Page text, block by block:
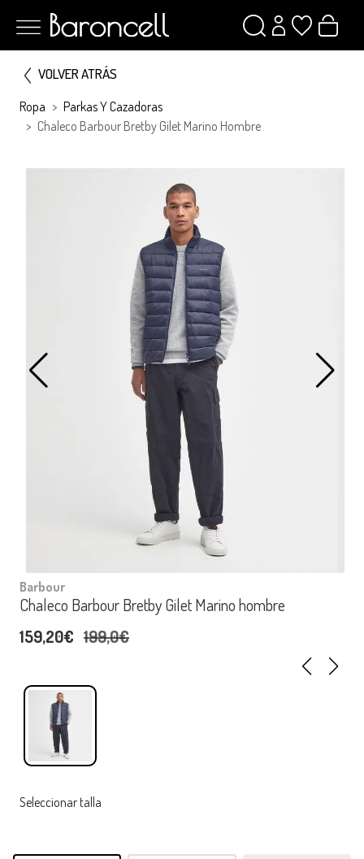
VOLVER ATRÁS
Ropa
Parkas Y Cazadoras
Chaleco Barbour Bretby Gilet Marino Hombre
Barbour
Chaleco Barbour Bretby Gilet Marino hombre
159,20€ 199,0€
Seleccionar talla